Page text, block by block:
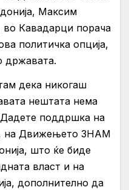
Максим
Кавадарци порача
политичка опција,
државата.
дека никогаш
нештата нема
поддршка на
на Движењето ЗНАМ
што ќе биде
власт и на
дополнително да